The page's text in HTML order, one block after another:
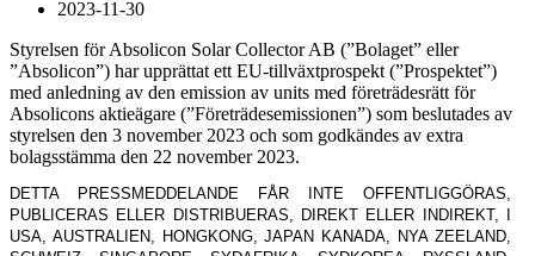
2023-11-30
Styrelsen för Absolicon Solar Collector AB (”Bolaget” eller
”Absolicon”) har upprättat ett EU-tillväxtprospekt (”Prospektet”)
med anledning av den emission av units med företrädesrätt för
Absolicons aktieägare (”Företrädesemissionen”) som beslutades av
styrelsen den 3 november 2023 och som godkändes av extra
bolagsstämma den 22 november 2023.
DETTA PRESSMEDDELANDE FÅR INTE OFFENTLIGGÖRAS,
PUBLICERAS ELLER DISTRIBUERAS, DIREKT ELLER INDIREKT, I
USA, AUSTRALIEN, HONGKONG, JAPAN KANADA, NYA ZEELAND,